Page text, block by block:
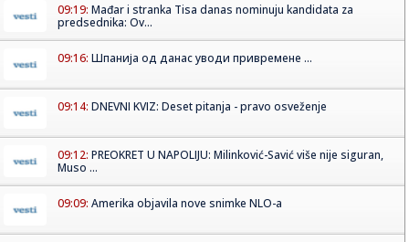
09:19: Mađar i stranka Tisa danas nominuju kandidata za
predsednika: Ov...
09:16: Шпанија од данас уводи привремене ...
09:14: DNEVNI KVIZ: Deset pitanja - pravo osveženje
09:12: PREOKRET U NAPOLIJU: Milinković-Savić više nije siguran,
Muso ...
09:09: Amerika objavila nove snimke NLO-a